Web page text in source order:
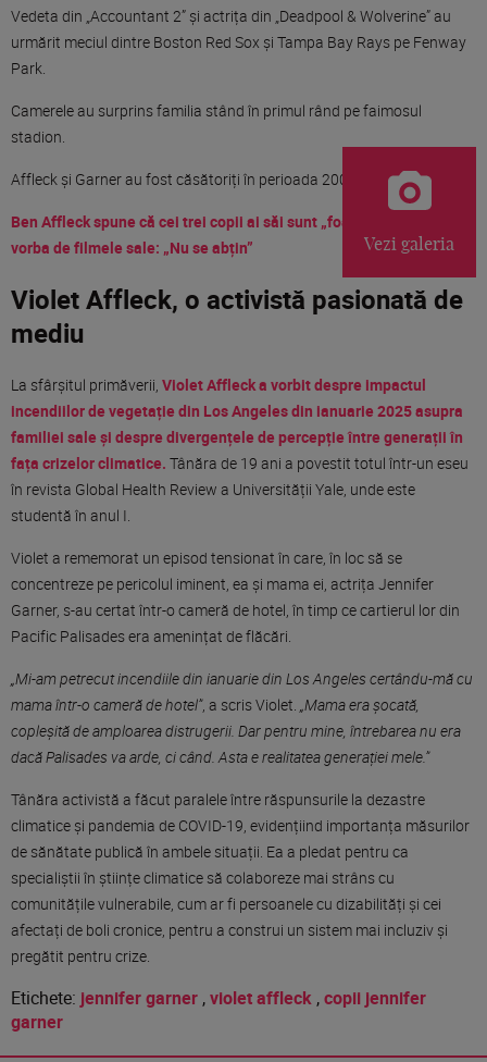
Vedeta din „Accountant 2” și actrița din „Deadpool & Wolverine” au
urmărit meciul dintre Boston Red Sox și Tampa Bay Rays pe Fenway
Park.
Camerele au surprins familia stând în primul rând pe faimosul
stadion.
Affleck și Garner au fost căsătoriți în perioada 2005 - 2018.
Ben Affleck spune că cei trei copii ai săi sunt „foarte duri” când vine
vorba de filmele sale: „Nu se abțin”
Vezi galeria
Violet Affleck, o activistă pasionată de
mediu
La sfârșitul primăverii, Violet Affleck a vorbit despre impactul
incendiilor de vegetație din Los Angeles din ianuarie 2025 asupra
familiei sale și despre divergențele de percepție între generații în
fața crizelor climatice. Tânăra de 19 ani a povestit totul într-un eseu
în revista Global Health Review a Universității Yale, unde este
studentă în anul I.
Violet a rememorat un episod tensionat în care, în loc să se
concentreze pe pericolul iminent, ea și mama ei, actrița Jennifer
Garner, s-au certat într-o cameră de hotel, în timp ce cartierul lor din
Pacific Palisades era amenințat de flăcări.
„Mi-am petrecut incendiile din ianuarie din Los Angeles certându-mă cu
mama într-o cameră de hotel”, a scris Violet. „Mama era șocată,
copleșită de amploarea distrugerii. Dar pentru mine, întrebarea nu era
dacă Palisades va arde, ci când. Asta e realitatea generației mele.”
Tânăra activistă a făcut paralele între răspunsurile la dezastre
climatice și pandemia de COVID-19, evidențiind importanța măsurilor
de sănătate publică în ambele situații. Ea a pledat pentru ca
specialiștii în științe climatice să colaboreze mai strâns cu
comunitățile vulnerabile, cum ar fi persoanele cu dizabilități și cei
afectați de boli cronice, pentru a construi un sistem mai incluziv și
pregătit pentru crize.
Etichete: jennifer garner,violet affleck,copii jennifer
garner